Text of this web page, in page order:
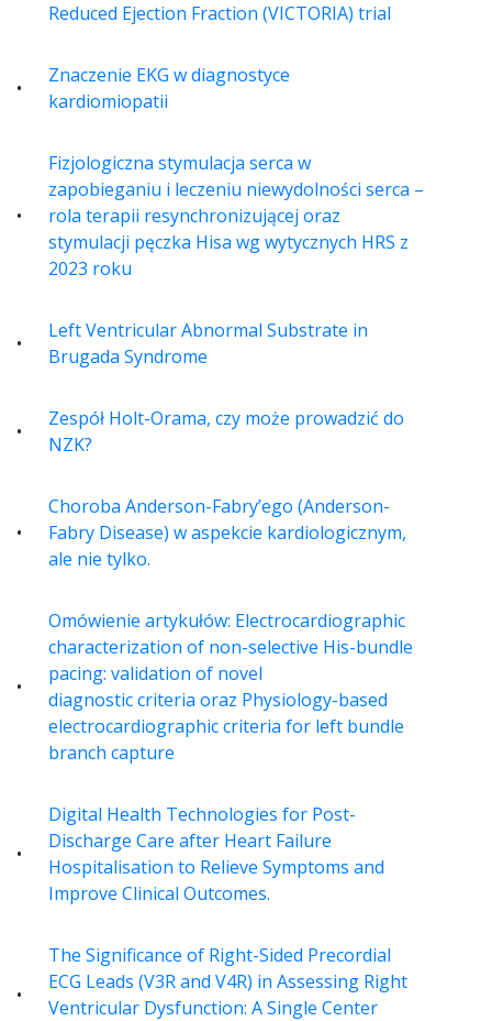
Reduced Ejection Fraction (VICTORIA) trial
Znaczenie EKG w diagnostyce
kardiomiopatii
Fizjologiczna stymulacja serca w
zapobieganiu i leczeniu niewydolności serca –
rola terapii resynchronizującej oraz
stymulacji pęczka Hisa wg wytycznych HRS z
2023 roku
Left Ventricular Abnormal Substrate in
Brugada Syndrome
Zespół Holt-Orama, czy może prowadzić do
NZK?
Choroba Anderson-Fabry’ego (Anderson-
Fabry Disease) w aspekcie kardiologicznym,
ale nie tylko.
Omówienie artykułów: Electrocardiographic
characterization of non-selective His-bundle
pacing: validation of novel
diagnostic criteria oraz Physiology-based
electrocardiographic criteria for left bundle
branch capture
Digital Health Technologies for Post-
Discharge Care after Heart Failure
Hospitalisation to Relieve Symptoms and
Improve Clinical Outcomes.
The Significance of Right-Sided Precordial
ECG Leads (V3R and V4R) in Assessing Right
Ventricular Dysfunction: A Single Center